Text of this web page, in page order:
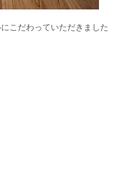
こだわっていただきました